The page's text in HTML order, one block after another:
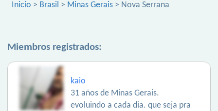
Inicio > Brasil > Minas Gerais > Nova Serrana
Miembros registrados:
kaio
31 años de Minas Gerais.
evoluindo a cada dia. que seja pra